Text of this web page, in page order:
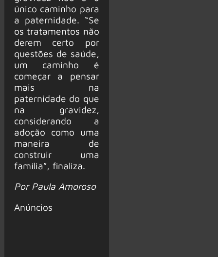
único caminho para
a paternidade. “Se
os tratamentos não
derem certo por
questões de saúde,
um caminho é
começar a pensar
mais na
paternidade do que
na gravidez,
considerando a
adoção como uma
maneira de
construir uma
família”, finaliza.
Por Paula Amoroso
Anúncios